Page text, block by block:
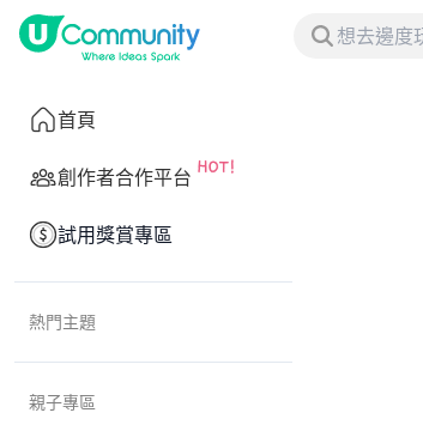
首頁
創作者合作平台
試用獎賞專區
熱門主題
親子專區